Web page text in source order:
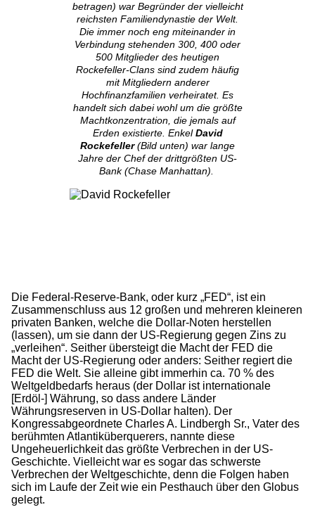
betragen) war Begründer der vielleicht
reichsten Familiendynastie der Welt.
Die immer noch eng miteinander in
Verbindung stehenden 300, 400 oder
500 Mitglieder des heutigen
Rockefeller-Clans sind zudem häufig
mit Mitgliedern anderer
Hochfinanzfamilien verheiratet. Es
handelt sich dabei wohl um die größte
Machtkonzentration, die jemals auf
Erden existierte. EnkelDavid
Rockefeller(Bild unten) war lange
Jahre der Chef der drittgrößten US-
Bank (Chase Manhattan).
Die Federal-Reserve-Bank, oder kurz „FED“, ist ein
Zusammenschluss aus 12 großen und mehreren kleineren
privaten Banken, welche die Dollar-Noten herstellen
(lassen), um sie dann der US-Regierung gegen Zins zu
„verleihen“. Seither übersteigt die Macht der FED die
Macht der US-Regierung oder anders: Seither regiert die
FED die Welt. Sie alleine gibt immerhin ca. 70 % des
Weltgeldbedarfs heraus (der Dollar ist internationale
[Erdöl-] Währung, so dass andere Länder
Währungsreserven in US-Dollar halten). Der
Kongressabgeordnete Charles A. Lindbergh Sr., Vater des
berühmten Atlantiküberquerers, nannte diese
Ungeheuerlichkeit das größte Verbrechen in der US-
Geschichte. Vielleicht war es sogar das schwerste
Verbrechen der Weltgeschichte, denn die Folgen haben
sich im Laufe der Zeit wie ein Pesthauch über den Globus
gelegt.